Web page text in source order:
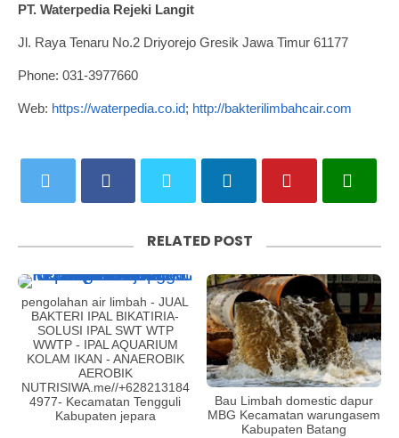
PT. Waterpedia Rejeki Langit
Jl. Raya Tenaru No.2 Driyorejo Gresik Jawa Timur 61177
Phone: 031-3977660
Web: https://waterpedia.co.id; http://bakterilimbahcair.com
RELATED POST
pengolahan air limbah - JUAL
BAKTERI IPAL BIKATIRIA-
SOLUSI IPAL SWT WTP
WWTP - IPAL AQUARIUM
KOLAM IKAN - ANAEROBIK
AEROBIK
NUTRISIWA.me//+628213184
4977- Kecamatan Tengguli
Kabupaten jepara
Bau Limbah domestic dapur
MBG Kecamatan warungasem
Kabupaten Batang